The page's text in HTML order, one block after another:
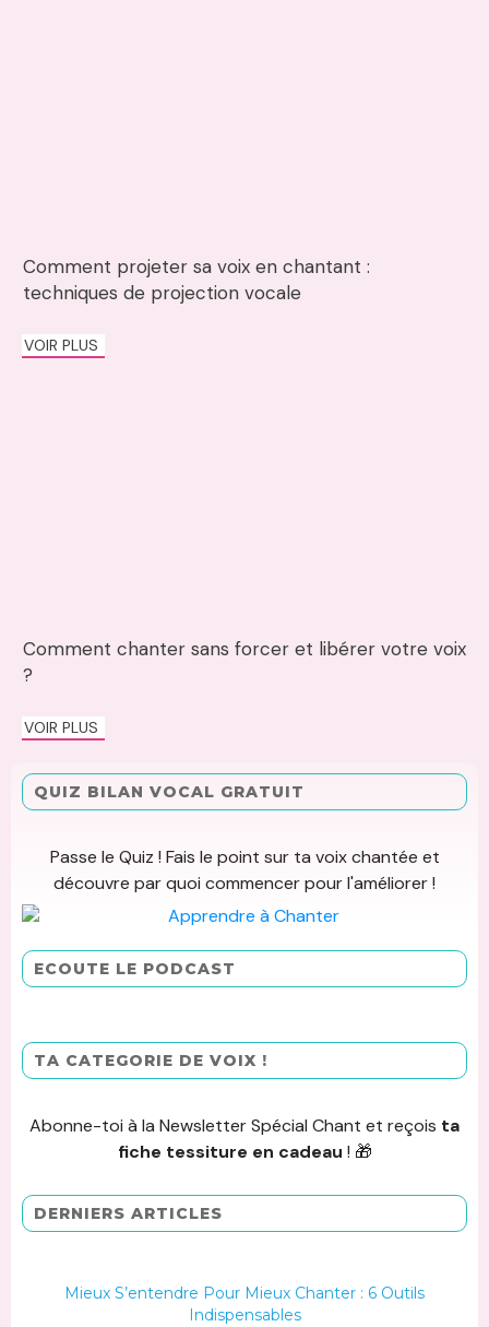
Comment projeter sa voix en chantant :
techniques de projection vocale
VOIR PLUS
Comment chanter sans forcer et libérer votre voix
?
VOIR PLUS
QUIZ BILAN VOCAL GRATUIT
Passe le Quiz ! Fais le point sur ta voix chantée et
découvre par quoi commencer pour l'améliorer !
ECOUTE LE PODCAST
TA CATEGORIE DE VOIX !
Abonne-toi à la Newsletter Spécial Chant et reçois ta
fiche tessiture en cadeau ! 🎁
DERNIERS ARTICLES
Mieux S’entendre Pour Mieux Chanter : 6 Outils
Indispensables